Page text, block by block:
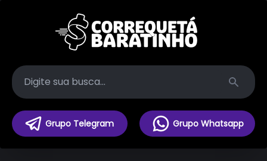
Search
Grupo Telegram Grupo Whatsapp